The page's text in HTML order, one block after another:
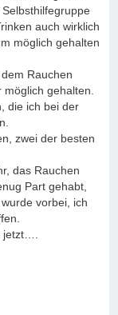
auch wirklich
möglich gehalten
Rauchen
gehalten.
die ich bei der
zwei der besten
das Rauchen
Part gehabt,
vorbei, ich